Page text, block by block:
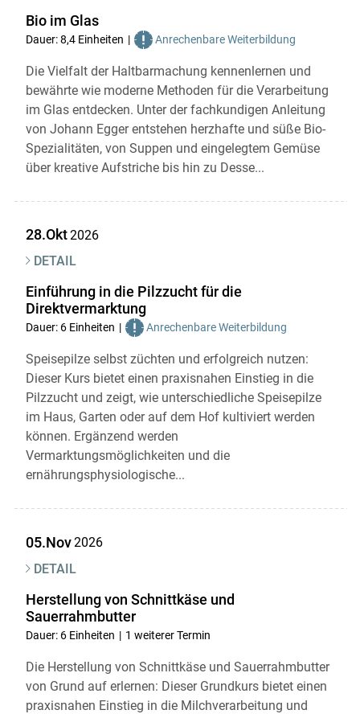
Bio im Glas
Dauer: 8,4 Einheiten Anrechenbare Weiterbildung
Die Vielfalt der Haltbarmachung kennenlernen und
bewährte wie moderne Methoden für die Verarbeitung
im Glas entdecken. Unter der fachkundigen Anleitung
von Johann Egger entstehen herzhafte und süße Bio-
Spezialitäten, von Suppen und eingelegtem Gemüse
über kreative Aufstriche bis hin zu Desse...
28.Okt2026
DETAIL
Einführung in die Pilzzucht für die
Direktvermarktung
Dauer: 6 Einheiten Anrechenbare Weiterbildung
Speisepilze selbst züchten und erfolgreich nutzen:
Dieser Kurs bietet einen praxisnahen Einstieg in die
Pilzzucht und zeigt, wie unterschiedliche Speisepilze
im Haus, Garten oder auf dem Hof kultiviert werden
können. Ergänzend werden
Vermarktungsmöglichkeiten und die
ernährungsphysiologische...
05.Nov2026
DETAIL
Herstellung von Schnittkäse und
Sauerrahmbutter
Dauer: 6 Einheiten 1 weiterer Termin
Die Herstellung von Schnittkäse und Sauerrahmbutter
von Grund auf erlernen: Dieser Grundkurs bietet einen
praxisnahen Einstieg in die Milchverarbeitung und